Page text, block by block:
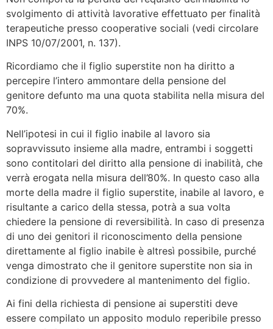
svolgimento di attività lavorative effettuato per finalità
terapeutiche presso cooperative sociali (vedi circolare
INPS 10/07/2001, n. 137).
Ricordiamo che il figlio superstite non ha diritto a
percepire l’intero ammontare della pensione del
genitore defunto ma una quota stabilita nella misura del
70%.
Nell’ipotesi in cui il figlio inabile al lavoro sia
sopravvissuto insieme alla madre, entrambi i soggetti
sono contitolari del diritto alla pensione di inabilità, che
verrà erogata nella misura dell’80%. In questo caso alla
morte della madre il figlio superstite, inabile al lavoro, e
risultante a carico della stessa, potrà a sua volta
chiedere la pensione di reversibilità. In caso di presenza
di uno dei genitori il riconoscimento della pensione
direttamente al figlio inabile è altresì possibile, purché
venga dimostrato che il genitore superstite non sia in
condizione di provvedere al mantenimento del figlio.
Ai fini della richiesta di pensione ai superstiti deve
essere compilato un apposito modulo reperibile presso